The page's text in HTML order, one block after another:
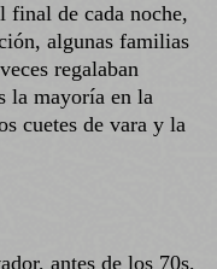
final de cada noche,
algunas familias
regalaban
la mayoría en la
cuetes de vara y la
antes de los 70s,